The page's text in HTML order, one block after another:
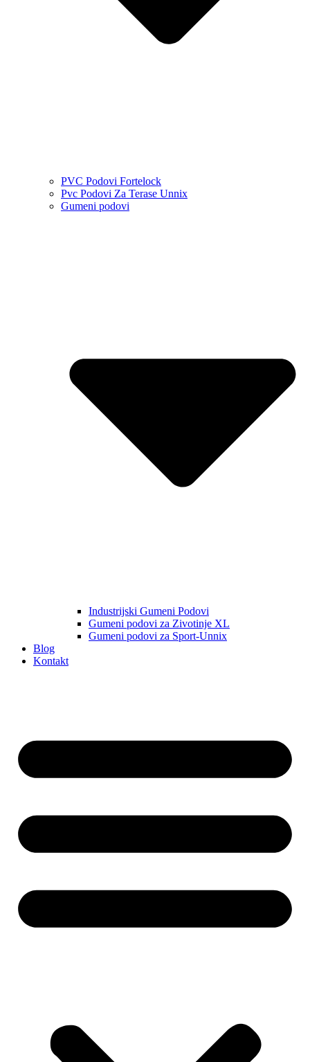
PVC Podovi Fortelock
Pvc Podovi Za Terase Unnix
Gumeni podovi
Industrijski Gumeni Podovi
Gumeni podovi za Zivotinje XL
Gumeni podovi za Sport-Unnix
Blog
Kontakt